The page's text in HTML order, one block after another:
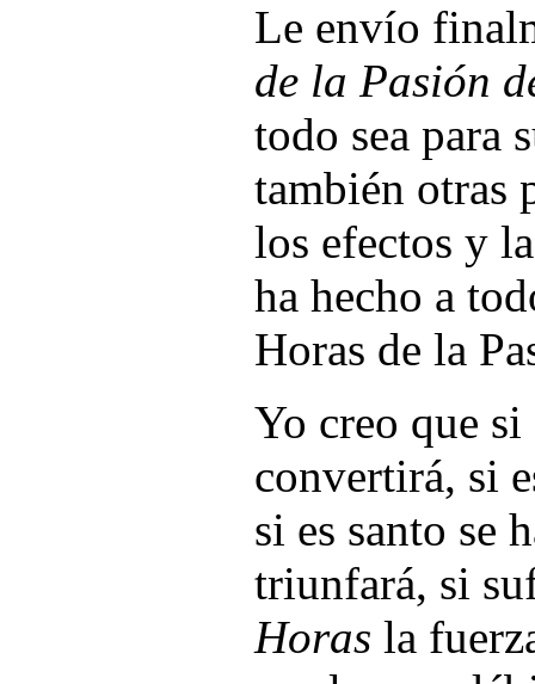
Le envío
de la Pasión
todo sea para
también otras
los efectos y
ha hecho a
Horas de la
Yo creo que si
convertirá, si
si es santo se
triunfará, si
Horas la